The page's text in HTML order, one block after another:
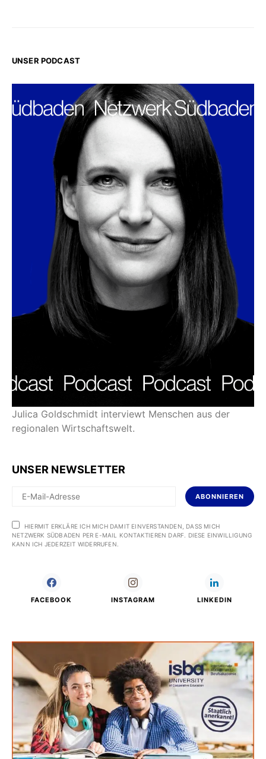
UNSER PODCAST
Julica Goldschmidt interviewt Menschen aus der
regionalen Wirtschaftswelt.
UNSER NEWSLETTER
ABONNIEREN
HIERMIT ERKLÄRE ICH MICH DAMIT EINVERSTANDEN, DASS MICH
NETZWERK SÜDBADEN PER E-MAIL KONTAKTIEREN DARF. DIESE EINWILLIGUNG
KANN ICH JEDERZEIT WIDERRUFEN.
FACEBOOK INSTAGRAM LINKEDIN